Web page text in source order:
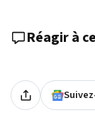
Réagir à